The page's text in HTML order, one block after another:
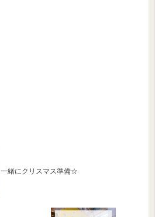
一緒にクリスマス準備☆